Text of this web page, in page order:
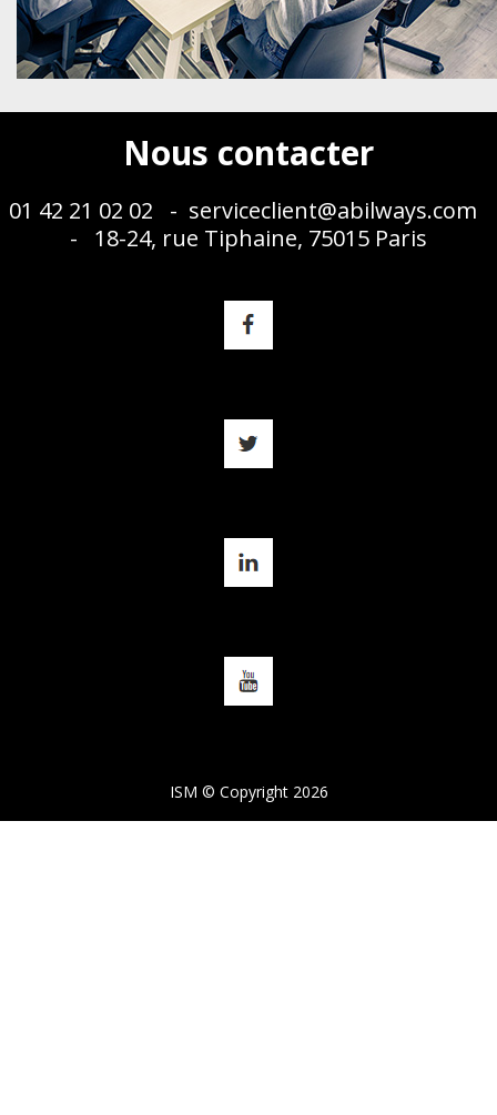
Nous contacter
01 42 21 02 02 - serviceclient@abilways.com
- 18-24, rue Tiphaine, 75015 Paris
ISM © Copyright 2026